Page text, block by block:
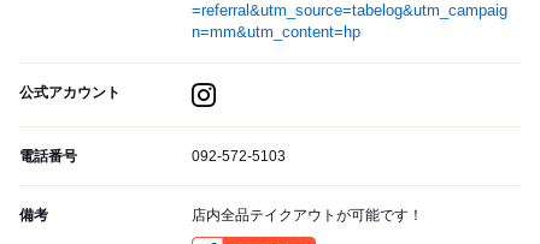
=referral&utm_source=tabelog&utm_campaig
n=mm&utm_content=hp
公式アカウント
電話番号 092-572-5103
備考
店内全品テイクアウトが可能です！